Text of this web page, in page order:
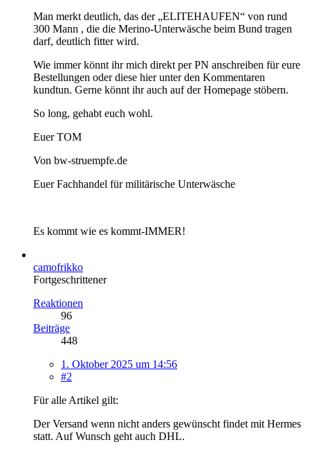
Man merkt deutlich, das der „ELITEHAUFEN“ von rund
300 Mann , die die Merino-Unterwäsche beim Bund tragen
darf, deutlich fitter wird.
Wie immer könnt ihr mich direkt per PN anschreiben für eure
Bestellungen oder diese hier unter den Kommentaren
kundtun. Gerne könnt ihr auch auf der Homepage stöbern.
So long, gehabt euch wohl.
Euer TOM
Von bw-struempfe.de
Euer Fachhandel für militärische Unterwäsche
Es kommt wie es kommt-IMMER!
camofrikko
Fortgeschrittener
Reaktionen
96
Beiträge
448
1. Oktober 2025 um 14:56
#2
Für alle Artikel gilt:
Der Versand wenn nicht anders gewünscht findet mit Hermes
statt. Auf Wunsch geht auch DHL.